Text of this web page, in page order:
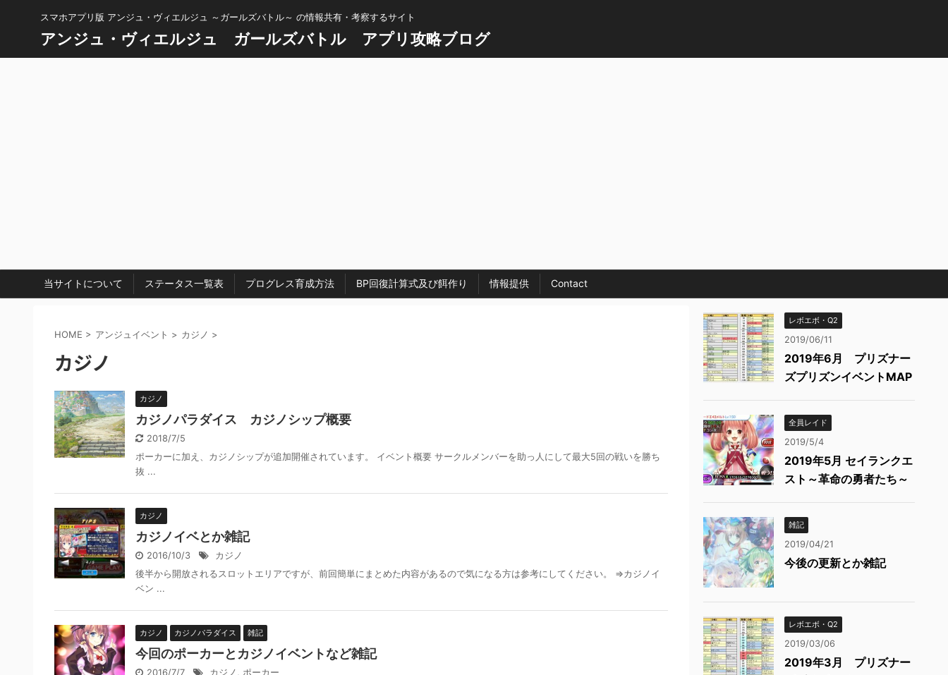
スマホアプリ版 アンジュ・ヴィエルジュ ～ガールズバトル～ の情報共有・考察するサイト
アンジュ・ヴィエルジュ ガールズバトル アプリ攻略ブログ
当サイトについて ステータス一覧表 プログレス育成方法 BP回復計算式及び餌作り 情報提供 Contact
HOME > アンジュイベント > カジノ >
カジノ
カジノ
カジノパラダイス カジノシップ概要
2018/7/5
ポーカーに加え、カジノシップが追加開催されています。 イベント概要 サークルメンバーを助っ人にして最大5回の戦いを勝ち
抜 ...
カジノ
カジノイベとか雑記
2016/10/3
カジノ
後半から開放されるスロットエリアですが、前回簡単にまとめた内容があるので気になる方は参考にしてください。 ⇒カジノイ
ベン ...
カジノ カジノパラダイス 雑記
今回のポーカーとカジノイベントなど雑記
2016/7/7 カジノ , ポーカー
レボエボ・Q2
2019/06/11
2019年6月 プリズナー
ズプリズンイベントMAP
全員レイド
2019/5/4
2019年5月 セイランクエ
スト～革命の勇者たち～
雑記
2019/04/21
今後の更新とか雑記
レボエボ・Q2
2019/03/06
2019年3月 プリズナー